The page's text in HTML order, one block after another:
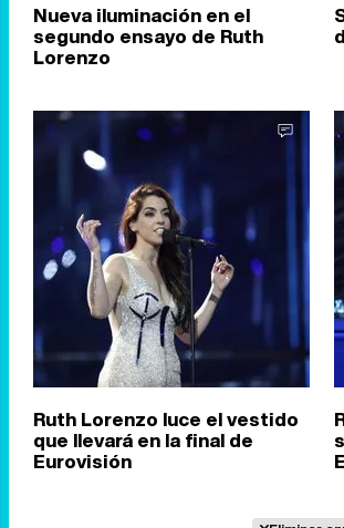
Nueva iluminación en el
segundo ensayo de Ruth
Lorenzo
Ruth Lorenzo luce el vestido
que llevará en la final de
Eurovisión